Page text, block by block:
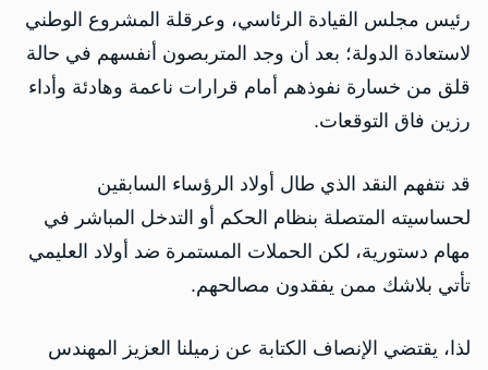
رئيس مجلس القيادة الرئاسي، وعرقلة المشروع الوطني
لاستعادة الدولة؛ بعد أن وجد المتربصون أنفسهم في حالة
قلق من خسارة نفوذهم أمام قرارات ناعمة وهادئة وأداء
رزين فاق التوقعات.
قد نتفهم النقد الذي طال أولاد الرؤساء السابقين
لحساسيته المتصلة بنظام الحكم أو التدخل المباشر في
مهام دستورية، لكن الحملات المستمرة ضد أولاد العليمي
تأتي بلاشك ممن يفقدون مصالحهم.
لذا، يقتضي الإنصاف الكتابة عن زميلنا العزيز المهندس